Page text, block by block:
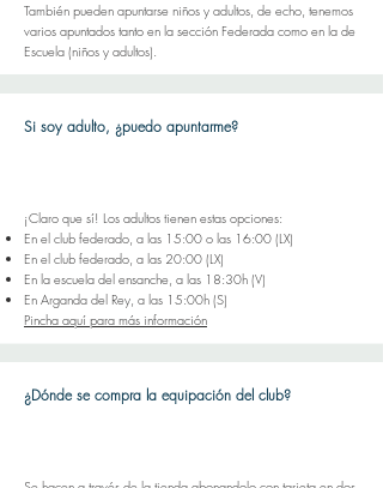
También pueden apuntarse niños y adultos, de echo, tenemos
varios apuntados tanto en la sección Federada como en la de
Escuela (niños y adultos).
Si soy adulto, ¿puedo apuntarme?
¡Claro que sí! Los adultos tienen estas opciones:
En el club federado, a las 15:00 o las 16:00 (LX)
En el club federado, a las 20:00 (LX)
En la escuela del ensanche, a las 18:30h (V)
En Arganda del Rey, a las 15:00h (S)
Pincha aquí para más información
¿Dónde se compra la equipación del club?